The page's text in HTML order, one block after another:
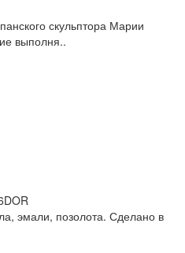
скульптора Марии
выполня..
эмали, позолота. Сделано в